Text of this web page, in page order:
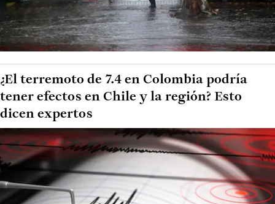
¿El terremoto de 7.4 en Colombia podría
tener efectos en Chile y la región? Esto
dicen expertos